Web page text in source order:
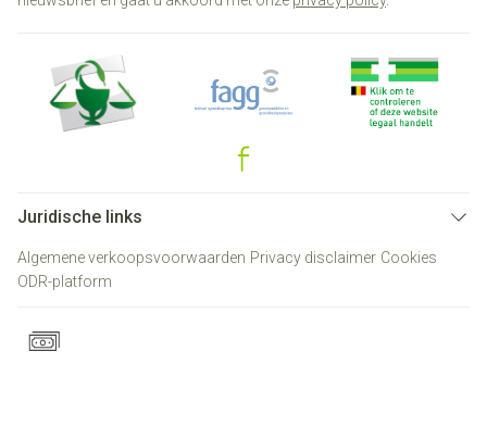
Juridische links
Algemene verkoopsvoorwaarden Privacy disclaimer Cookies
ODR-platform